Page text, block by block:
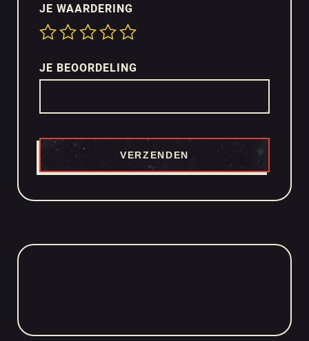
JE WAARDERING
JE BEOORDELING